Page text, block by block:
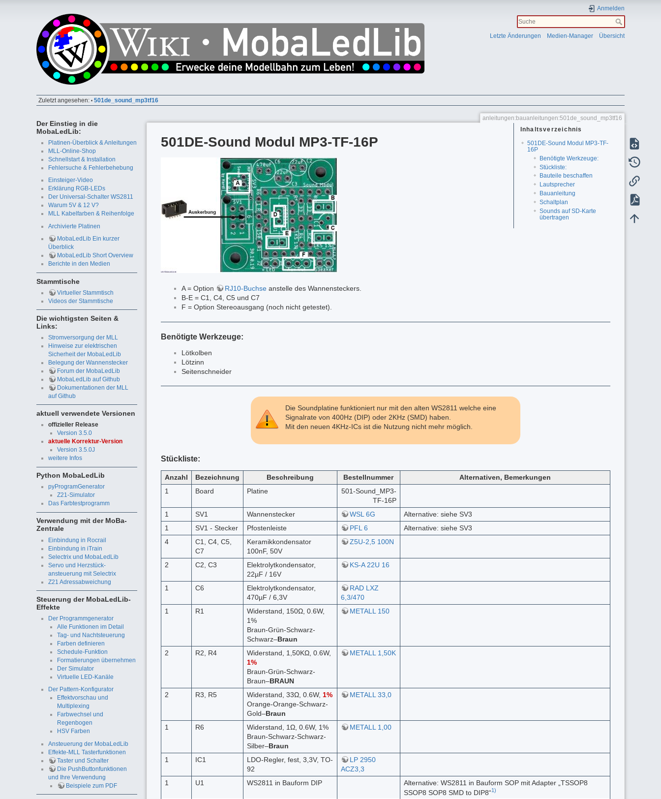
Anmelden
Letzte Änderungen Medien-Manager Übersicht
Zuletzt angesehen: • 501de_sound_mp3tf16
Der Einstieg in die
MobaLedLib:
Platinen-Überblick & Anleitungen
MLL-Online-Shop
Schnellstart & Installation
Fehlersuche & Fehlerbehebung
Einsteiger-Video
Erklärung RGB-LEDs
Der Universal-Schalter WS2811
Warum 5V & 12 V?
MLL Kabelfarben & Reihenfolge
Archivierte Platinen
MobaLedLib Ein kurzer
Überblick
MobaLedLib Short Overview
Berichte in den Medien
Stammtische
Virtueller Stammtisch
Videos der Stammtische
Die wichtigsten Seiten &
Links:
Stromversorgung der MLL
Hinweise zur elektrischen
Sicherheit der MobaLedLib
Belegung der Wannenstecker
Forum der MobaLedLib
MobaLedLib auf Github
Dokumentationen der MLL
auf Github
aktuell verwendete Versionen
offizieller Release
Version 3.5.0
aktuelle Korrektur-Version
Version 3.5.0J
weitere Infos
Python MobaLedLib
pyProgramGenerator
Z21-Simulator
Das Farbtestprogramm
Verwendung mit der MoBa-
Zentrale
Einbindung in Rocrail
Einbindung in iTrain
Selectrix und MobaLedLib
Servo und Herzstück-
ansteuerung mit Selectrix
Z21 Adressabweichung
Steuerung der MobaLedLib-
Effekte
Der Programmgenerator
Alle Funktionen im Detail
Tag- und Nachtsteuerung
Farben definieren
Schedule-Funktion
Formatierungen übernehmen
Der Simulator
Virtuelle LED-Kanäle
Der Pattern-Konfigurator
Effektvorschau und
Multiplexing
Farbwechsel und
Regenbogen
HSV Farben
Ansteuerung der MobaLedLib
Effekte-MLL Tasterfunktionen
Taster und Schalter
Die PushButtonfunktionen
und Ihre Verwendung
Beispiele zum PDF
anleitungen:bauanleitungen:501de_sound_mp3tf16
Inhaltsverzeichnis
501DE-Sound Modul MP3-TF-
16P
Benötigte Werkzeuge:
Stückliste:
Bauteile beschaffen
Lautsprecher
Bauanleitung
Schaltplan
Sounds auf SD-Karte
übertragen
501DE-Sound Modul MP3-TF-16P
A = Option RJ10-Buchseanstelle des Wannensteckers.
B-E = C1, C4, C5 und C7
F = Option Stereoausgang (noch nicht getestet).
Benötigte Werkzeuge:
Lötkolben
Lötzinn
Seitenschneider
Die Soundplatine funktioniert nur mit den alten WS2811 welche eine
Signalrate von 400Hz (DIP) oder 2KHz (SMD) haben.
Mit den neuen 4KHz-ICs ist die Nutzung nicht mehr möglich.
Stückliste:
Anzahl Bezeichnung Beschreibung Bestellnummer
Alternativen, Bemerkungen
1
Board Platine
501-Sound_MP3-
TF-16P
1
SV1 Wannenstecker WSL 6G
Alternative: siehe SV3
1
SV1 - Stecker Pfostenleiste PFL 6
Alternative: siehe SV3
4
C1, C4, C5,
C7
Keramikkondensator
100nF, 50V
Z5U-2,5 100N
2 C2, C3
Elektrolytkondensator,
22µF / 16V
KS-A 22U 16
1 C6
Elektrolytkondensator,
470µF / 6,3V
RAD LXZ
6,3/470
1
R1
Widerstand, 150Ω, 0.6W,
1%
Braun-Grün-Schwarz-
Schwarz–Braun
METALL 150
2 R2, R4
Widerstand, 1,50KΩ, 0.6W,
1%
Braun-Grün-Schwarz-
Braun–BRAUN
METALL 1,50K
2 R3, R5 Widerstand, 33Ω, 0.6W, 1%
Orange-Orange-Schwarz-
Gold–Braun
METALL 33,0
1 R6
Widerstand, 1Ω, 0.6W, 1%
Braun-Schwarz-Schwarz-
Silber–Braun
METALL 1,00
1 IC1
LDO-Regler, fest, 3,3V, TO-
92
LP 2950
ACZ3,3
1
U1 WS2811 in Bauform DIP
Alternative: WS2811 in Bauform SOP mit Adapter „TSSOP8
SSOP8 SOP8 SMD to DIP8“1)